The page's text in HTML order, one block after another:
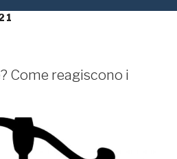
Come reagiscono i